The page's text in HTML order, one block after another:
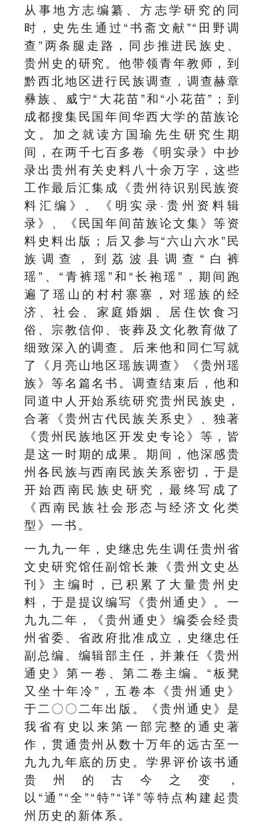
从事地方志编纂、方志学研究的同
时，史先生通过“书斋文献”“田野调
查”两条腿走路，同步推进民族史、
贵州史的研究。他带领青年教师，到
黔西北地区进行民族调查，调查赫章
彝族、威宁“大花苗”和“小花苗”；到
成都搜集民国年间华西大学的苗族论
文。加之就读方国瑜先生研究生期
间，在两千七百多卷《明实录》中抄
录出贵州有关史料八十余万字，这些
工作最后汇集成《贵州待识别民族资
料汇编》、《明实录·贵州资料辑
录》、《民国年间苗族论文集》等资
料史料出版；后又参与“六山六水”民
族调查，到荔波县调查“白裤
瑶”、“青裤瑶”和“长袍瑶”，期间跑
遍了瑶山的村村寨寨，对瑶族的经
济、社会、家庭婚姻、居住饮食习
俗、宗教信仰、丧葬及文化教育做了
细致深入的调查。后来他和同仁写就
了《月亮山地区瑶族调查》《贵州瑶
族》等名篇名书。调查结束后，他和
同道中人开始系统研究贵州民族史，
合著《贵州古代民族关系史》、独著
《贵州民族地区开发史专论》等，皆
是这一时期的成果。期间，他深感贵
州各民族与西南民族关系密切，于是
开始西南民族史研究，最终写成了
《西南民族社会形态与经济文化类
型》一书。
一九九一年，史继忠先生调任贵州省
文史研究馆任副馆长兼《贵州文史丛
刊》主编时，已积累了大量贵州史
料，于是提议编写《贵州通史》。一
九九二年，《贵州通史》编委会经贵
州省委、省政府批准成立，史继忠任
副总编、编辑部主任，并兼任《贵州
通史》第一卷、第二卷主编。“板凳
又坐十年冷”，五卷本《贵州通史》
于二〇〇二年出版。《贵州通史》是
我省有史以来第一部完整的通史著
作，贯通贵州从数十万年的远古至一
九九九年底的历史。学界评价该书通
贵州的古今之变，
以“通”“全”“特”“详”等特点构建起贵
州历史的新体系。